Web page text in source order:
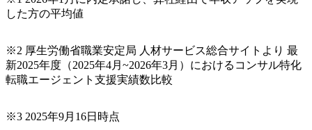
リスク
化支援
政策・
業機
ール形
連携に
設定・解決方針の策定 ・危機
Senior Consultantへの作業指
示、レビュー、育成 ・新規案
件獲得に向けた提案活動 ・ク
ライシスマネジメント/レジリ
した方の平均値
※2 厚生労働省職業安定局 人材サービス総合サイトより 最
新2025年度（2025年4月~2026年3月）におけるコンサル特化
転職エージェント支援実績数比較
※3 2025年9月16日時点